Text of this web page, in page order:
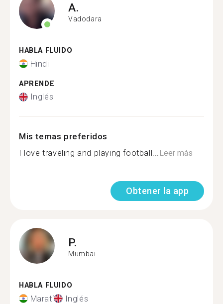
A.
Vadodara
HABLA FLUIDO
Hindi
APRENDE
Inglés
Mis temas preferidos
I love traveling and playing football...Leer más
Obtener la app
P.
Mumbai
HABLA FLUIDO
Maratí Inglés